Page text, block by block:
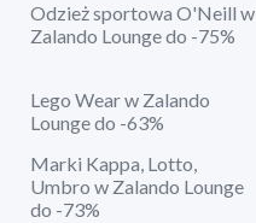
Odzież sportowa O'Neill w
Zalando Lounge do -75%
Lego Wear w Zalando
Lounge do -63%
Marki Kappa, Lotto,
Umbro w Zalando Lounge
do -73%